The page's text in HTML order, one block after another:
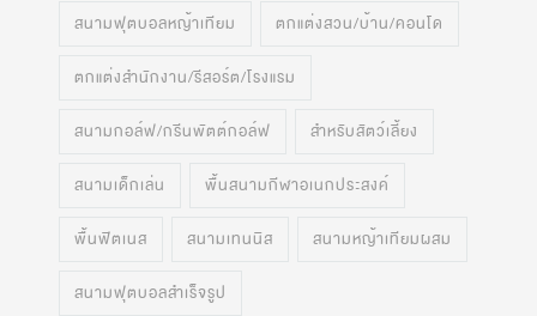
สนามฟุตบอลหญ้าเทียม ตกแต่งสวน/บ้าน/คอนโด
ตกแต่งสำนักงาน/รีสอร์ต/โรงแรม
สนามกอล์ฟ/กรีนพัตต์กอล์ฟ สำหรับสัตว์เลี้ยง
สนามเด็กเล่น พื้นสนามกีฬาอเนกประสงค์
พื้นฟิตเนส สนามเทนนิส สนามหญ้าเทียมผสม
สนามฟุตบอลสำเร็จรูป